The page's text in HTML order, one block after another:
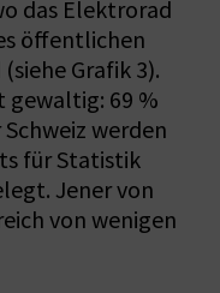
das Elektrorad
öffentlichen
Grafik 3).
gewaltig: 69 %
werden
für Statistik
Jener von
von wenigen